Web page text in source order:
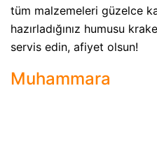
tüm malzemeleri güzelce
hazırladığınız humusu
servis edin, afiyet olsun!
Muhammara